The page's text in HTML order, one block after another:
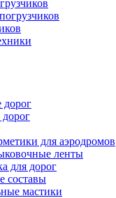
дорог
для аэродромов
ленты
для дорог
составы
мастики